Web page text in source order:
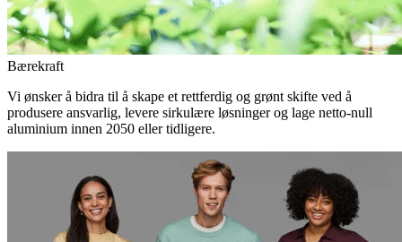
Bærekraft
Vi ønsker å bidra til å skape et rettferdig og grønt skifte ved å
produsere ansvarlig, levere sirkulære løsninger og lage netto-null
aluminium innen 2050 eller tidligere.